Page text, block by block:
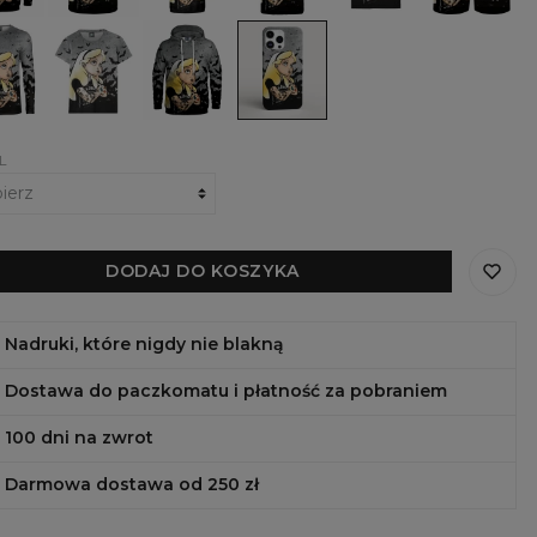
Alice
Damski
t-
shirt
Rebel
Alice
Damska
bluza
kapturem
Rebel
Alice
Obudowa
telefon
Rebel
Alice,
iPhone,
DODAJ DO KOSZYKA
Nadruki, które nigdy nie blakną
Dostawa do paczkomatu i płatność za pobraniem
100 dni na zwrot
Darmowa dostawa od 250 zł